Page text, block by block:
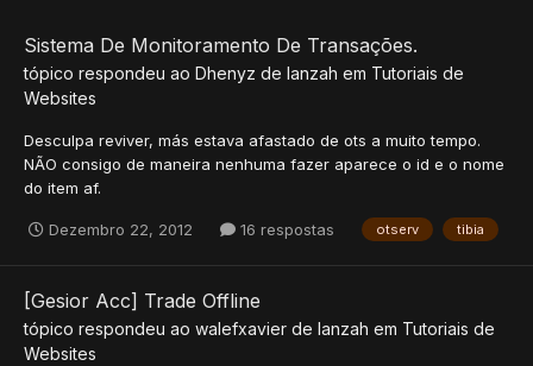
Sistema De Monitoramento De Transações.
tópico respondeu ao Dhenyz de lanzah em Tutoriais de
Websites
Desculpa reviver, más estava afastado de ots a muito tempo.
NÃO consigo de maneira nenhuma fazer aparece o id e o nome
do item af.
Dezembro 22, 2012 16 respostas otserv tibia
[Gesior Acc] Trade Offline
tópico respondeu ao walefxavier de lanzah em Tutoriais de
Websites